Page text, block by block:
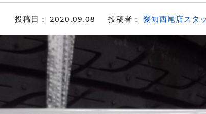
投稿日： 2020.09.08 投稿者： 愛知西尾店スタ